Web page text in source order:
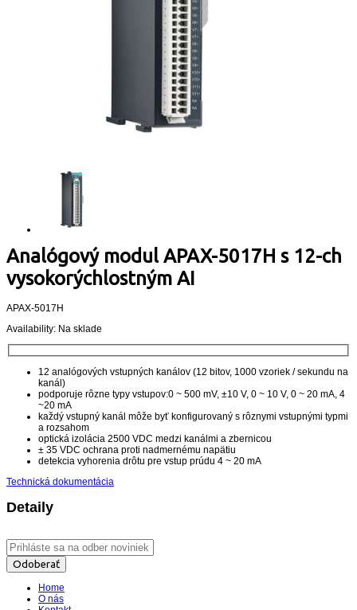
Analógový modul APAX-5017H s 12-ch
vysokorýchlostným AI
APAX-5017H
Availability: Na sklade
12 analógových vstupných kanálov (12 bitov, 1000 vzoriek / sekundu na
kanál)
podporuje rôzne typy vstupov:0 ~ 500 mV, ±10 V, 0 ~ 10 V, 0 ~ 20 mA, 4
~20 mA
každý vstupný kanál môže byť konfigurovaný s rôznymi vstupnými typmi
a rozsahom
optická izolácia 2500 VDC medzi kanálmi a zbernicou
± 35 VDC ochrana proti nadmernému napätiu
detekcia vyhorenia drôtu pre vstup prúdu 4 ~ 20 mA
Technická dokumentácia
Detaily
Odoberať
Home
O nás